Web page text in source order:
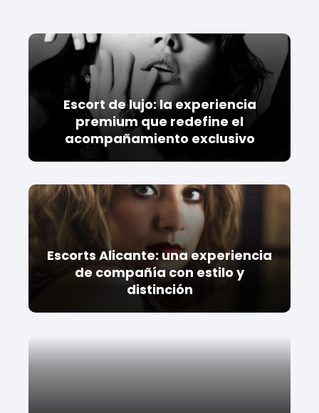
Escort de lujo: la experiencia
premium que redefine el
acompañamiento exclusivo
Escorts Alicante: una experiencia
de compañía con estilo y
distinción